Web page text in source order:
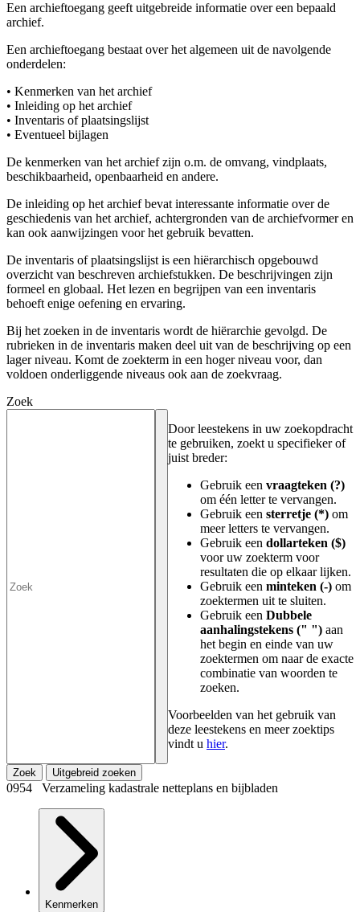
Een archieftoegang geeft uitgebreide informatie over een bepaald
archief.
Een archieftoegang bestaat over het algemeen uit de navolgende
onderdelen:
• Kenmerken van het archief
• Inleiding op het archief
• Inventaris of plaatsingslijst
• Eventueel bijlagen
De kenmerken van het archief zijn o.m. de omvang, vindplaats,
beschikbaarheid, openbaarheid en andere.
De inleiding op het archief bevat interessante informatie over de
geschiedenis van het archief, achtergronden van de archiefvormer en
kan ook aanwijzingen voor het gebruik bevatten.
De inventaris of plaatsingslijst is een hiërarchisch opgebouwd
overzicht van beschreven archiefstukken. De beschrijvingen zijn
formeel en globaal. Het lezen en begrijpen van een inventaris
behoeft enige oefening en ervaring.
Bij het zoeken in de inventaris wordt de hiërarchie gevolgd. De
rubrieken in de inventaris maken deel uit van de beschrijving op een
lager niveau. Komt de zoekterm in een hoger niveau voor, dan
voldoen onderliggende niveaus ook aan de zoekvraag.
Zoek
Door leestekens in uw zoekopdracht
te gebruiken, zoekt u specifieker of
juist breder:
Gebruik een vraagteken (?)
om één letter te vervangen.
Gebruik een sterretje (*) om
meer letters te vervangen.
Gebruik een dollarteken ($)
voor uw zoekterm voor
resultaten die op elkaar lijken.
Gebruik een minteken (-) om
zoektermen uit te sluiten.
Gebruik een Dubbele
aanhalingstekens (" ") aan
het begin en einde van uw
zoektermen om naar de exacte
combinatie van woorden te
zoeken.
Voorbeelden van het gebruik van
deze leestekens en meer zoektips
vindt u hier.
Zoek Uitgebreid zoeken
0954 Verzameling kadastrale netteplans en bijbladen
Kenmerken